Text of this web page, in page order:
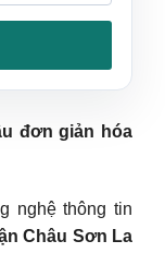
đơn giản hóa
nghệ thông tin
Châu Sơn La